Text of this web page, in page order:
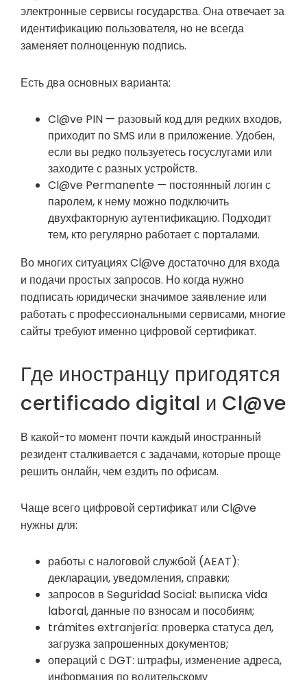
электронные сервисы государства. Она отвечает за
идентификацию пользователя, но не всегда
заменяет полноценную подпись.
Есть два основных варианта:
Cl@ve PIN — разовый код для редких входов,
приходит по SMS или в приложение. Удобен,
если вы редко пользуетесь госуслугами или
заходите с разных устройств.
Cl@ve Permanente — постоянный логин с
паролем, к нему можно подключить
двухфакторную аутентификацию. Подходит
тем, кто регулярно работает с порталами.
Во многих ситуациях Cl@ve достаточно для входа
и подачи простых запросов. Но когда нужно
подписать юридически значимое заявление или
работать с профессиональными сервисами, многие
сайты требуют именно цифровой сертификат.
Где иностранцу пригодятся
certificado digital и Cl@ve
В какой-то момент почти каждый иностранный
резидент сталкивается с задачами, которые проще
решить онлайн, чем ездить по офисам.
Чаще всего цифровой сертификат или Cl@ve
нужны для:
работы с налоговой службой (AEAT):
декларации, уведомления, справки;
запросов в Seguridad Social: выписка vida
laboral, данные по взносам и пособиям;
trámites extranjería: проверка статуса дел,
загрузка запрошенных документов;
операций с DGT: штрафы, изменение адреса,